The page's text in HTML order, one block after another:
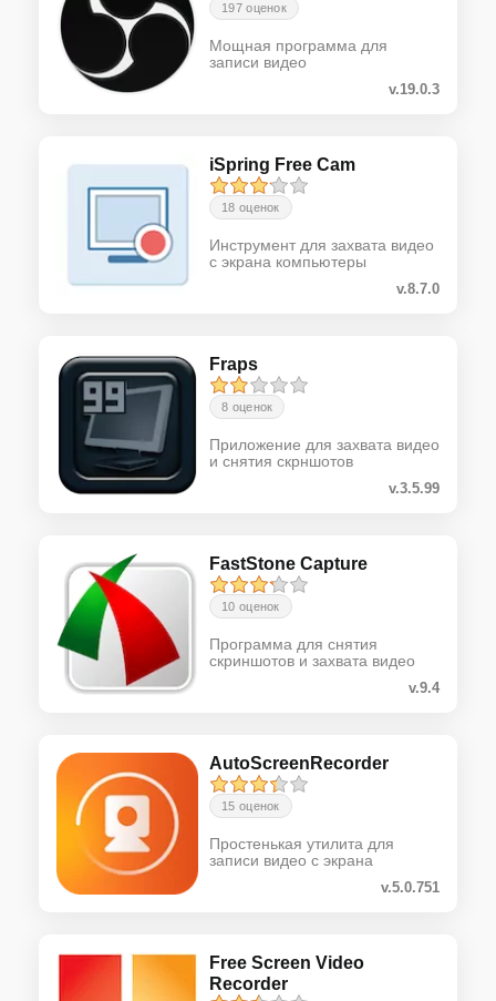
197 оценок
Мощная программа для
записи видео
v.19.0.3
iSpring Free Cam
18 оценок
Инструмент для захвата видео
с экрана компьютеры
v.8.7.0
Fraps
8 оценок
Приложение для захвата видео
и снятия скрншотов
v.3.5.99
FastStone Capture
10 оценок
Программа для снятия
скриншотов и захвата видео
v.9.4
AutoScreenRecorder
15 оценок
Простенькая утилита для
записи видео с экрана
v.5.0.751
Free Screen Video
Recorder